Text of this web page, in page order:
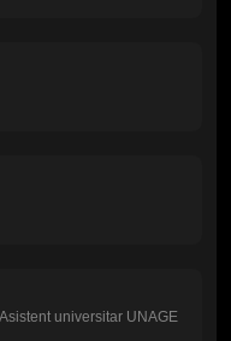
universitar UNAGE